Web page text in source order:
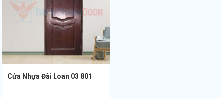
Cửa Nhựa Đài Loan 03 801